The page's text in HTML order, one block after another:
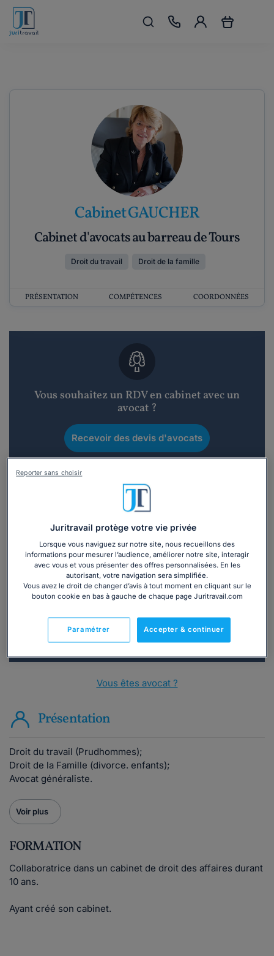
Cabinet GAUCHER
Cabinet d'avocats au barreau de Tours
Droit du travail Droit de la famille
PRÉSENTATION COMPÉTENCES COORDONNÉES
Vous souhaitez un RDV en cabinet avec un
avocat ?
Recevoir des devis d'avocats
Vous souhaitez une consultation par
téléphone ?
Consulter immédiatement
Vous êtes avocat ?
Présentation
Droit du travail (Prudhommes);
Droit de la Famille (divorce. enfants);
Avocat généraliste.
Voir plus
FORMATION
Collaboratrice dans un cabinet de droit des affaires durant
10 ans.
Ayant créé son cabinet.
Juritravail protège votre vie privée
Lorsque vous naviguez sur notre site, nous recueillons des
informations pour mesurer l’audience, améliorer notre site, interagir
avec vous et vous présenter des offres personnalisées. En les
autorisant, votre navigation sera simplifiée.
Vous avez le droit de changer d’avis à tout moment en cliquant sur le
bouton cookie en bas à gauche de chaque page Juritravail.com
Accepter & continuer
Paramétrer
Reporter sans choisir